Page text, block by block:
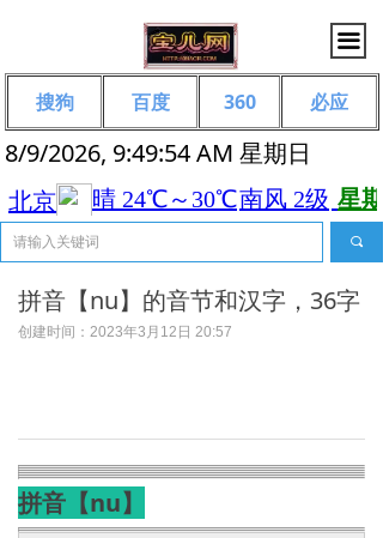
끀
8/9/2026, 9:49:54 AM 星期日
끠
搜狗 百度 360 必应
拼音【nu】的音节和汉字，36字
创建时间： 2023年3月12日 20:57
拼音【nu】